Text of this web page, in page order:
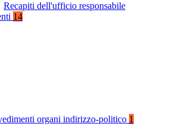
Recapiti dell'ufficio responsabile
14
organi indirizzo-politico 1